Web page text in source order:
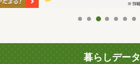
暮らしデータ